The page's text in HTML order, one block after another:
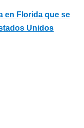
en Florida que se
Unidos